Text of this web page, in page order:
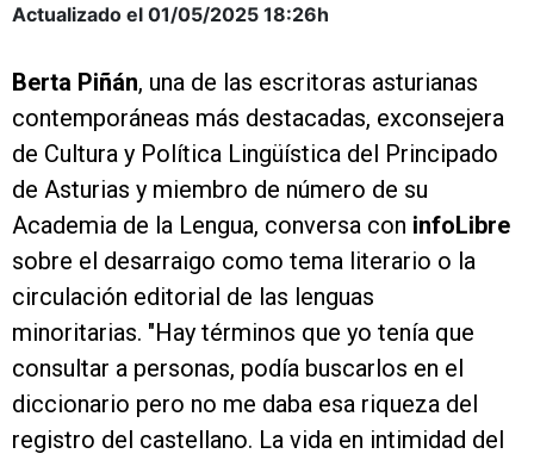
Actualizado el 01/05/2025 18:26h
Berta Piñán, una de las escritoras asturianas
contemporáneas más destacadas, exconsejera
de Cultura y Política Lingüística del Principado
de Asturias y miembro de número de su
Academia de la Lengua, conversa con infoLibre
sobre el desarraigo como tema literario o la
circulación editorial de las lenguas
minoritarias. "Hay términos que yo tenía que
consultar a personas, podía buscarlos en el
diccionario pero no me daba esa riqueza del
registro del castellano. La vida en intimidad del